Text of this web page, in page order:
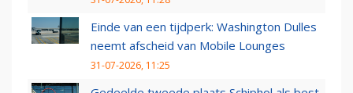
Einde van een tijdperk: Washington Dulles
neemt afscheid van Mobile Lounges
31-07-2026, 11:25